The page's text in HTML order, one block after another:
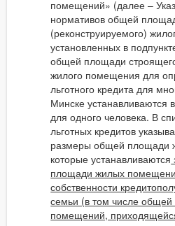
помещений» (далее –
нормативов общей
(реконструируемого)
установленных в
общей площади
жилого помещения для
льготного кредита для
Минске устанавливаются
для одного человека. В
льготных кредитов
размеры общей площади
которые устанавливаются
площади жилых
собственности
семьи (в том числе
помещений,